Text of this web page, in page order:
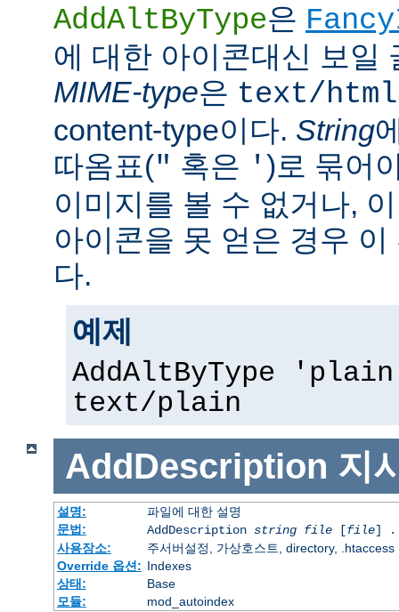
AddAltByType은
에 대한 아이콘대신 보일
MIME-type은 text/html
content-type이다. String
따옴표(" 혹은 ' )로 묶어
이미지를 볼 수 없거나,
아이콘을 못 얻은 경우
다.
예제
AddAltByType
text/plain
AddDescription 지
설명:
파일에 대한 설명
문법:
AddDescription string file[file]
사용장소:
주서버설정, 가상호스트, directory, .htaccess
Override 옵션: Indexes
상태:
Base
모듈:
mod_autoindex